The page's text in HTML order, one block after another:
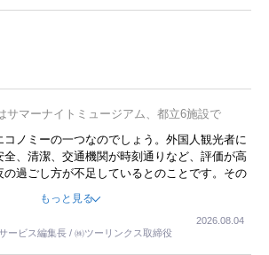
サマーナイトミュージアム、都立6施設で
コノミーの一つなのでしょう。外国人観光者に
、清潔、交通機関が時刻通りなど、評価が高
の過ごし方が不足しているとのことです。その
も楽しみが増えるでしょうね。
もっと見る
ービス編集長 / ㈱ツーリンクス取締役
2026.08.04